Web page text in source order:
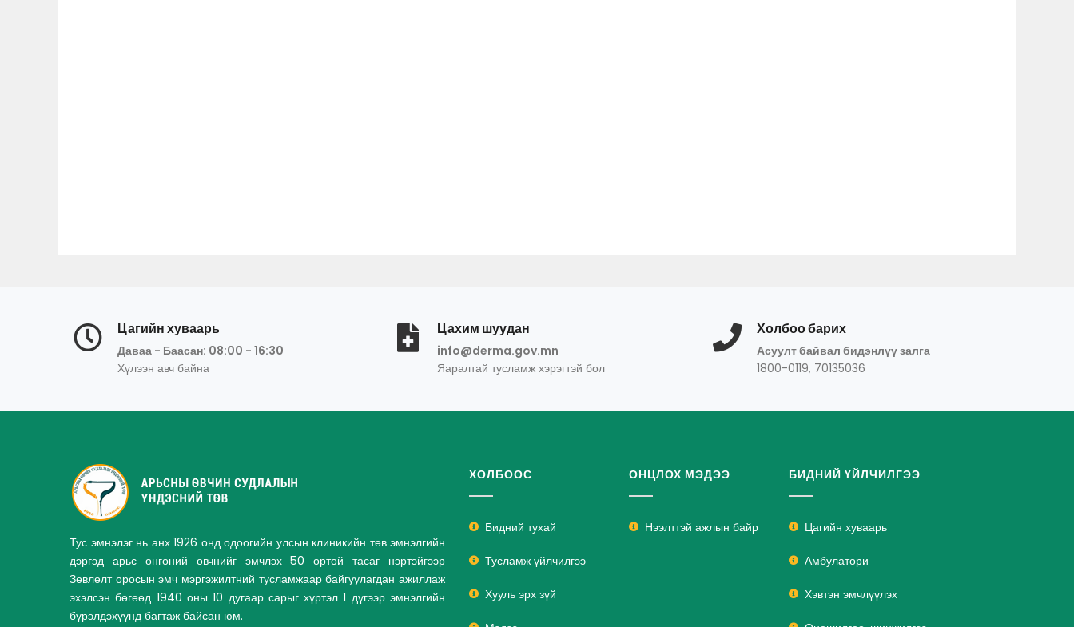
Цагийн хуваарь
Даваа - Баасан: 08:00 - 16:30
Хүлээн авч байна
Цахим шуудан
info@derma.gov.mn
Яаралтай тусламж хэрэгтэй бол
Холбоо барих
Асуулт байвал бидэнлүү залга
1800-0119, 70135036
Тус эмнэлэг нь анх 1926 онд одоогийн улсын клиникийн төв эмнэлгийн
дэргэд арьс өнгөний өвчнийг эмчлэх 50 ортой тасаг нэртэйгээр
Зөвлөлт оросын эмч мэргэжилтний тусламжаар байгуулагдан ажиллаж
эхэлсэн бөгөөд 1940 оны 10 дугаар сарыг хүртэл 1 дүгээр эмнэлгийн
бүрэлдэхүүнд багтаж байсан юм.
ХОЛБООС
Бидний тухай
Тусламж үйлчилгээ
Хууль эрх зүй
ОНЦЛОХ МЭДЭЭ
Нээлттэй ажлын байр
БИДНИЙ ҮЙЛЧИЛГЭЭ
Цагийн хуваарь
Амбулатори
Хэвтэн эмчлүүлэх